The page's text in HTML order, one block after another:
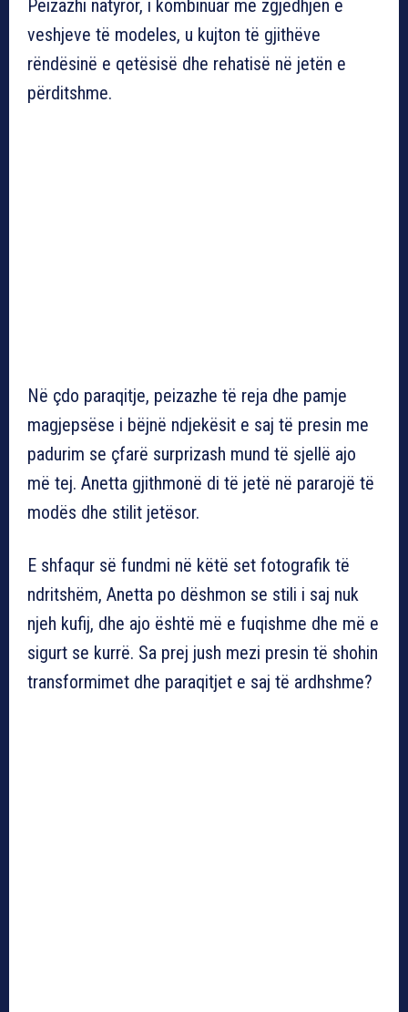
Peizazhi natyror, i kombinuar me zgjedhjen e
veshjeve të modeles, u kujton të gjithëve
rëndësinë e qetësisë dhe rehatisë në jetën e
përditshme.
Në çdo paraqitje, peizazhe të reja dhe pamje
magjepsëse i bëjnë ndjekësit e saj të presin me
padurim se çfarë surprizash mund të sjellë ajo
më tej. Anetta gjithmonë di të jetë në pararojë të
modës dhe stilit jetësor.
E shfaqur së fundmi në këtë set fotografik të
ndritshëm, Anetta po dëshmon se stili i saj nuk
njeh kufij, dhe ajo është më e fuqishme dhe më e
sigurt se kurrë. Sa prej jush mezi presin të shohin
transformimet dhe paraqitjet e saj të ardhshme?